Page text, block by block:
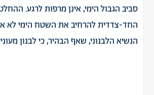
סביב הגבול הימי, אינן מרפות לרגע.
החד-צדדית להרחיב את השטח הימי לא
הנשיא הלבנוני, שאף הבהיר, כי לבנון